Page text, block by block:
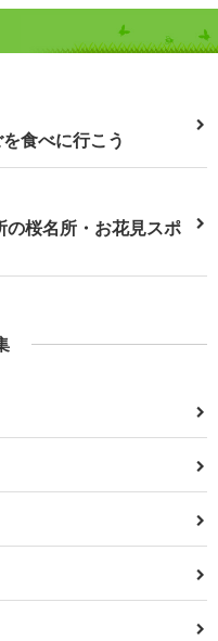
食べに行こう
の桜名所・お花見スポ